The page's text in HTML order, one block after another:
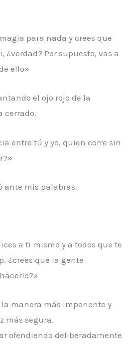
para nada y crees que
¿verdad? Por supuesto, vas a
ello»
el ojo rojo de la
cerrado.
entre tú y yo, quien corre sin
ante mis palabras.
a ti mismo y a todos que te
¿crees que la gente
manera más imponente y
más segura.
ofendiendo deliberadamente